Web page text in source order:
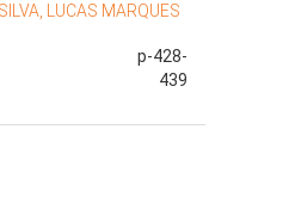
SILVA, LUCAS MARQUES
p-428-
439